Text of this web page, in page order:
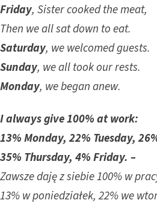
Friday, Sister cooked the meat,
Then we all sat down to eat.
Saturday, we welcomed guests.
Sunday, we all took our rests.
Monday, we began anew.
I always give 100% at work:
13% Monday, 22% Tuesday,
35% Thursday, 4% Friday. –
Zawsze daję z siebie 100% w
13% w poniedziałek, 22% we